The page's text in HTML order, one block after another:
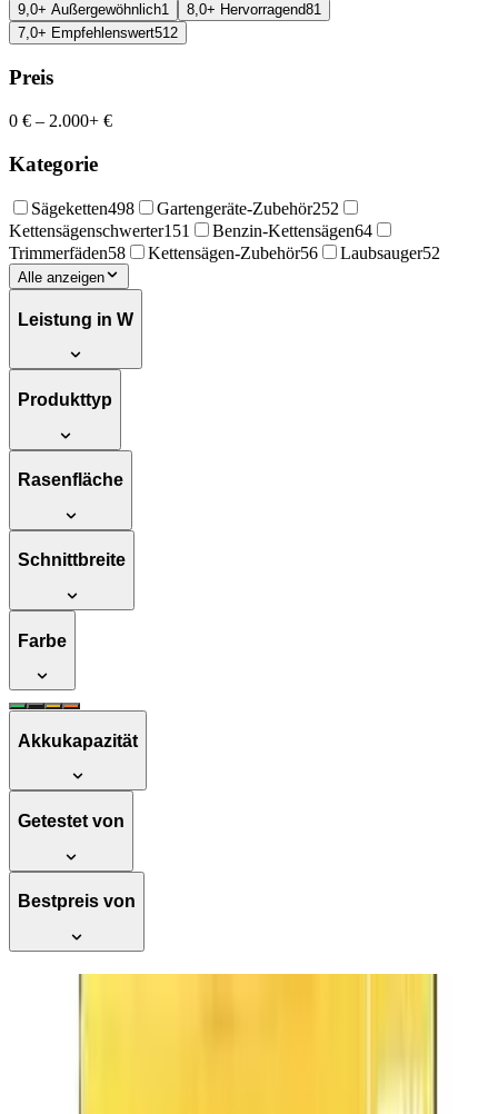
9,0+ Außergewöhnlich1 8,0+ Hervorragend81
7,0+ Empfehlenswert512
Preis
0 € – 2.000+ €
Kategorie
Sägeketten498 Gartengeräte-Zubehör252
Kettensägenschwerter151 Benzin-Kettensägen64
Trimmerfäden58 Kettensägen-Zubehör56 Laubsauger52
Alle anzeigen
Leistung in W
Produkttyp
Rasenfläche
Schnittbreite
Farbe
Akkukapazität
Getestet von
Bestpreis von
kreuzförmig mit Carbonanteil, orange
Hervorragend